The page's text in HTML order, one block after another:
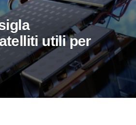
utili per